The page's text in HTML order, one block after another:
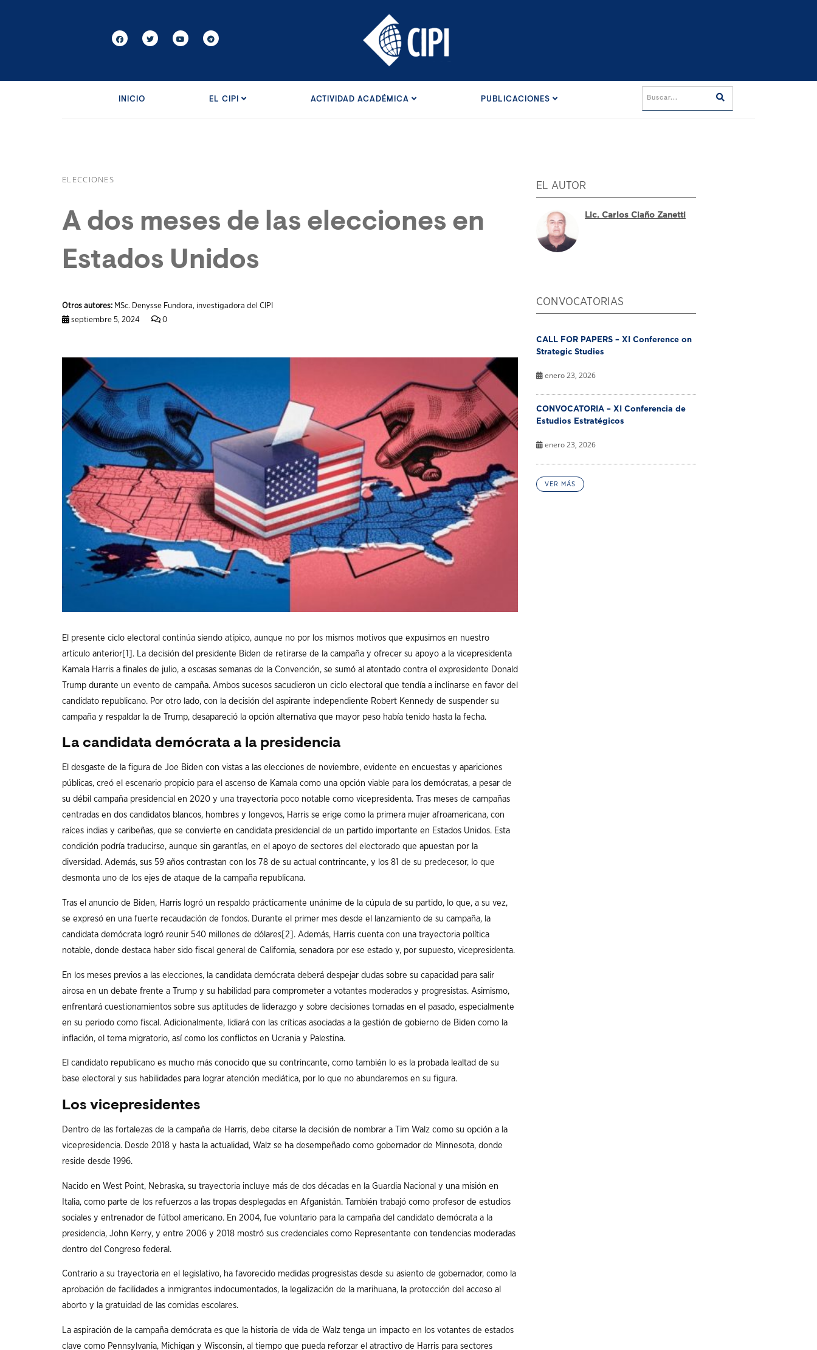
INICIO EL CIPI ACTIVIDAD ACADÉMICA PUBLICACIONES
ELECCIONES
A dos meses de las elecciones en
Estados Unidos
Otros autores: MSc. Denysse Fundora, investigadora del CIPI
septiembre 5, 2024
0
El presente ciclo electoral continúa siendo atípico, aunque no por los mismos motivos que expusimos en nuestro
artículo anterior[1] . La decisión del presidente Biden de retirarse de la campaña y ofrecer su apoyo a la vicepresidenta
Kamala Harris a finales de julio, a escasas semanas de la Convención, se sumó al atentado contra el expresidente Donald
Trump durante un evento de campaña. Ambos sucesos sacudieron un ciclo electoral que tendía a inclinarse en favor del
candidato republicano. Por otro lado, con la decisión del aspirante independiente Robert Kennedy de suspender su
campaña y respaldar la de Trump, desapareció la opción alternativa que mayor peso había tenido hasta la fecha.
La candidata demócrata a la presidencia
El desgaste de la figura de Joe Biden con vistas a las elecciones de noviembre, evidente en encuestas y apariciones
públicas, creó el escenario propicio para el ascenso de Kamala como una opción viable para los demócratas, a pesar de
su débil campaña presidencial en 2020 y una trayectoria poco notable como vicepresidenta. Tras meses de campañas
centradas en dos candidatos blancos, hombres y longevos, Harris se erige como la primera mujer afroamericana, con
raíces indias y caribeñas, que se convierte en candidata presidencial de un partido importante en Estados Unidos. Esta
condición podría traducirse, aunque sin garantías, en el apoyo de sectores del electorado que apuestan por la
diversidad. Además, sus 59 años contrastan con los 78 de su actual contrincante, y los 81 de su predecesor, lo que
desmonta uno de los ejes de ataque de la campaña republicana.
Tras el anuncio de Biden, Harris logró un respaldo prácticamente unánime de la cúpula de su partido, lo que, a su vez,
se expresó en una fuerte recaudación de fondos. Durante el primer mes desde el lanzamiento de su campaña, la
candidata demócrata logró reunir 540 millones de dólares [2] . Además, Harris cuenta con una trayectoria política
notable, donde destaca haber sido fiscal general de California, senadora por ese estado y, por supuesto, vicepresidenta.
En los meses previos a las elecciones, la candidata demócrata deberá despejar dudas sobre su capacidad para salir
airosa en un debate frente a Trump y su habilidad para comprometer a votantes moderados y progresistas. Asimismo,
enfrentará cuestionamientos sobre sus aptitudes de liderazgo y sobre decisiones tomadas en el pasado, especialmente
en su periodo como fiscal. Adicionalmente, lidiará con las críticas asociadas a la gestión de gobierno de Biden como la
inflación, el tema migratorio, así como los conflictos en Ucrania y Palestina.
El candidato republicano es mucho más conocido que su contrincante, como también lo es la probada lealtad de su
base electoral y sus habilidades para lograr atención mediática, por lo que no abundaremos en su figura.
Los vicepresidentes
Dentro de las fortalezas de la campaña de Harris, debe citarse la decisión de nombrar a Tim Walz como su opción a la
vicepresidencia. Desde 2018 y hasta la actualidad, Walz se ha desempeñado como gobernador de Minnesota, donde
reside desde 1996.
Nacido en West Point, Nebraska, su trayectoria incluye más de dos décadas en la Guardia Nacional y una misión en
Italia, como parte de los refuerzos a las tropas desplegadas en Afganistán. También trabajó como profesor de estudios
sociales y entrenador de fútbol americano. En 2004, fue voluntario para la campaña del candidato demócrata a la
presidencia, John Kerry, y entre 2006 y 2018 mostró sus credenciales como Representante con tendencias moderadas
dentro del Congreso federal.
Contrario a su trayectoria en el legislativo, ha favorecido medidas progresistas desde su asiento de gobernador, como la
aprobación de facilidades a inmigrantes indocumentados, la legalización de la marihuana, la protección del acceso al
aborto y la gratuidad de las comidas escolares.
La aspiración de la campaña demócrata es que la historia de vida de Walz tenga un impacto en los votantes de estados
clave como Pennsylvania, Michigan y Wisconsin, al tiempo que pueda reforzar el atractivo de Harris para sectores
EL AUTOR
Lic. Carlos Ciaño Zanetti
CONVOCATORIAS
CALL FOR PAPERS – XI Conference on
Strategic Studies
enero 23, 2026
CONVOCATORIA – XI Conferencia de
Estudios Estratégicos
enero 23, 2026
VER MÁS